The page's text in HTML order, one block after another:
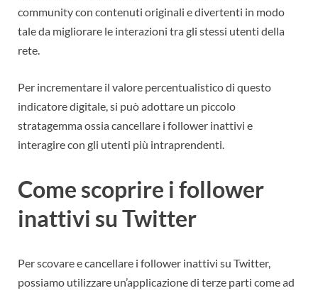
community con contenuti originali e divertenti in modo
tale da migliorare le interazioni tra gli stessi utenti della
rete.
Per incrementare il valore percentualistico di questo
indicatore digitale, si può adottare un piccolo
stratagemma ossia cancellare i follower inattivi e
interagire con gli utenti più intraprendenti.
Come scoprire i follower
inattivi su Twitter
Per scovare e cancellare i follower inattivi su Twitter,
possiamo utilizzare un’applicazione di terze parti come ad